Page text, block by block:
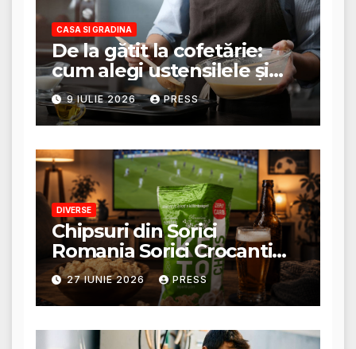
CASA SI GRADINA
De la gătit la cofetărie:
cum alegi ustensilele și
tigăile potrivite pentru un
rezultat perfect
9 IULIE 2026 PRESS
DIVERSE
Chipsuri din Sorici
Romania Sorici Crocanti
Magazin Online
27 IUNIE 2026 PRESS